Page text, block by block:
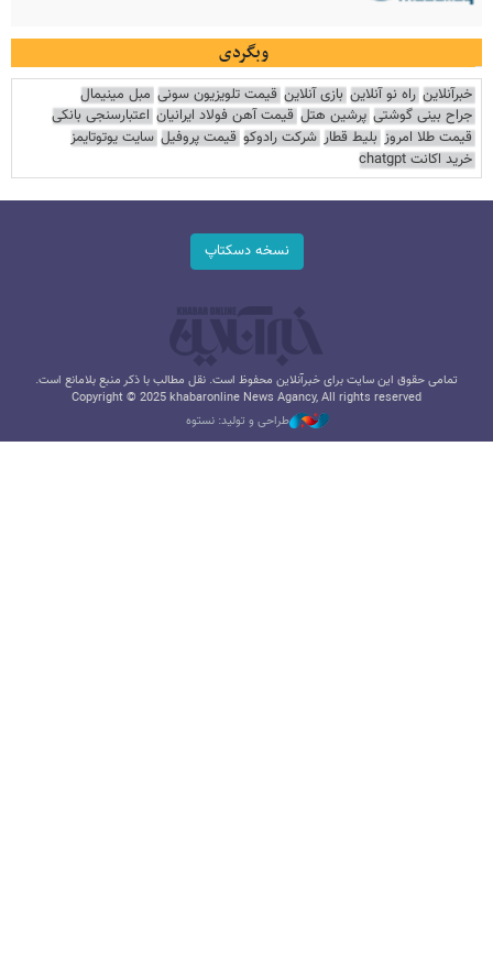
وبگردی
خبرآنلاین راه نو آنلاین بازی آنلاین قیمت تلویزیون سونی مبل مینیمال
جراح بینی گوشتی پرشین هتل قیمت آهن فولاد ایرانیان اعتبارسنجی بانکی
قیمت طلا امروز بلیط قطار شرکت رادوکو قیمت پروفیل سایت یوتوتایمز
خرید اکانت chatgpt
نسخه دسکتاپ
تمامی حقوق این سایت برای خبرآنلاین محفوظ است. نقل مطالب با ذکر منبع بلامانع است.
Copyright © 2025 khabaronline News Agancy, All rights reserved
طراحی و تولید: نستوه